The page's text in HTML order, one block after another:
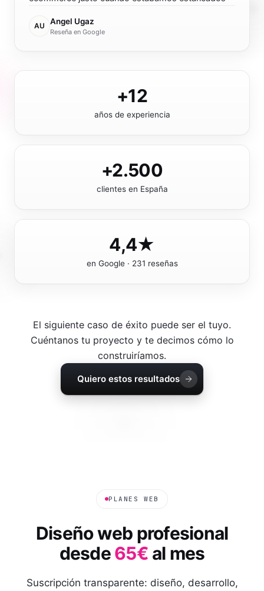
AU Angel Ugaz
Reseña en Google
+12
años de experiencia
+2.500
clientes en España
4,4★
en Google · 231 reseñas
El siguiente caso de éxito puede ser el tuyo.
Cuéntanos tu proyecto y te decimos cómo lo
construiríamos.
Quiero estos resultados
PLANES WEB
Diseño web profesional
desde 65€ al mes
Suscripción transparente: diseño, desarrollo,